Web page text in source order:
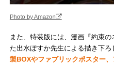
Photo by Amazon
また、特装版には、漫画『約束
た出水ぽすか先生による描き下
製BOXやファブリックポスター